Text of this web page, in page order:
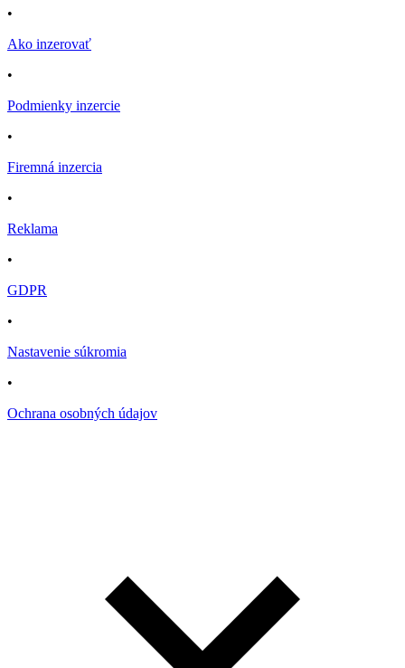
•
Ako inzerovať
•
Podmienky inzercie
•
Firemná inzercia
•
Reklama
•
GDPR
•
Nastavenie súkromia
•
Ochrana osobných údajov